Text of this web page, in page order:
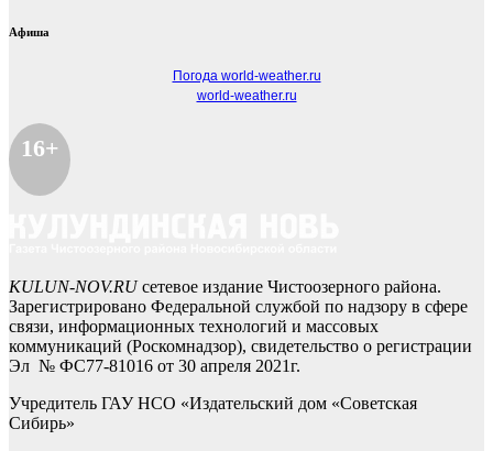
Афиша
Погода world-weather.ru
world-weather.ru
16+
KULUN-NOV.RUсетевое издание Чистоозерного района.
Зарегистрировано Федеральной службой по надзору в сфере
связи, информационных технологий и массовых
коммуникаций (Роскомнадзор), свидетельство о регистрации
Эл № ФС77-81016 от 30 апреля 2021г.
Учредитель ГАУ НСО «Издательский дом «Советская
Сибирь»